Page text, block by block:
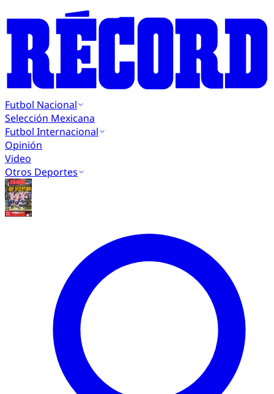
Futbol Nacional
Selección Mexicana
Futbol Internacional
Opinión
Video
Otros Deportes